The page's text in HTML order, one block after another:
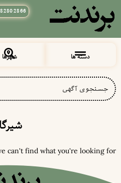
دسته ها شهرها
can't find what you're looking for.